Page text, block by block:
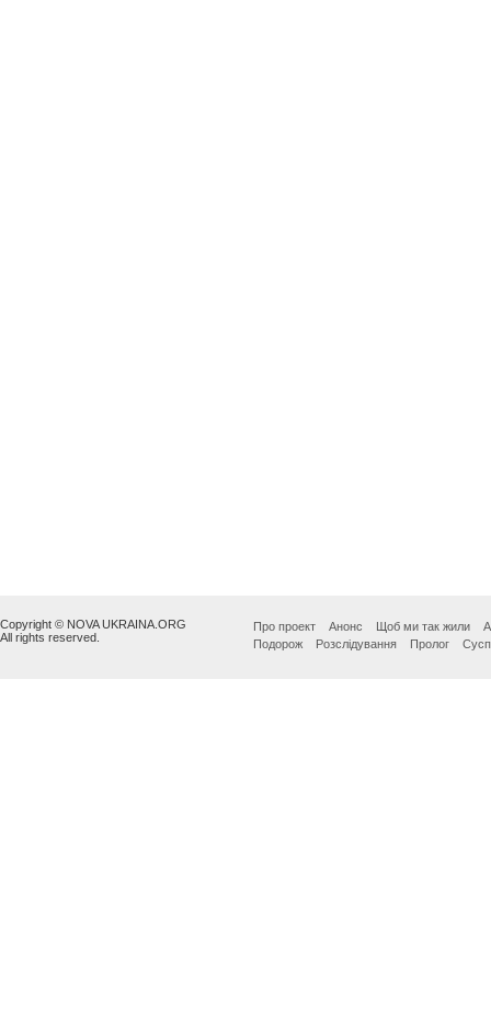
Copyright © NOVA UKRAINA.ORG
All rights reserved.
Про проект Анонс Щоб ми так жили
Подорож
Розслідування Пролог